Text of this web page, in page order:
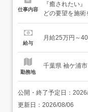
仕事内容
『癒されたい
どの要望を施
事内容は、お客
え、「ウイング
給与
月給25万円～
勤務地
千葉県 袖ケ浦市
公開・終了予定日：
更新日： 2026/08/06